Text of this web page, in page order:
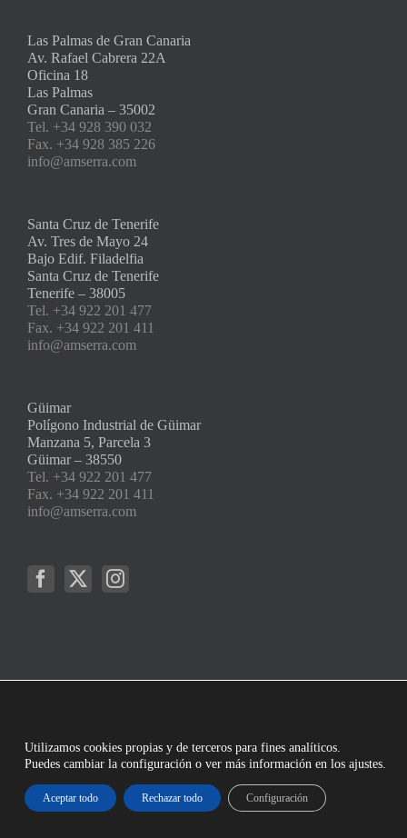
Las Palmas de Gran Canaria
Av. Rafael Cabrera 22A
Oficina 18
Las Palmas
Gran Canaria – 35002
Tel. +34 928 390 032
Fax. +34 928 385 226
info@amserra.com
Santa Cruz de Tenerife
Av. Tres de Mayo 24
Bajo Edif. Filadelfia
Santa Cruz de Tenerife
Tenerife – 38005
Tel. +34 922 201 477
Fax. +34 922 201 411
info@amserra.com
Güimar
Polígono Industrial de Güimar
Manzana 5, Parcela 3
Güimar – 38550
Tel. +34 922 201 477
Fax. +34 922 201 411
info@amserra.com
Utilizamos cookies propias y de terceros para fines analíticos.
Puedes cambiar la configuración o ver más información en los ajustes.
Aceptar todo Rechazar todo Configuración